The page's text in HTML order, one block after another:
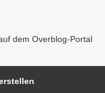
dem Overblog-Portal